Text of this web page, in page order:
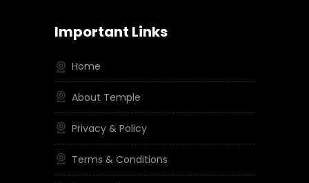
Important Links
Home
About Temple
Privacy & Policy
Terms & Conditions